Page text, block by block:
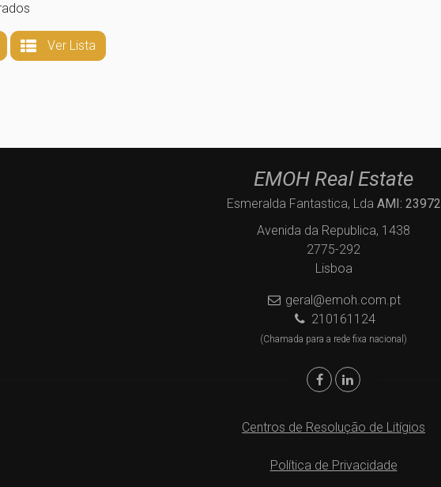
Ver Lista
EMOH Real Estate
Esmeralda Fantastica, Lda AMI: 23972
Avenida da Republica, 1438
2775-292
Lisboa
geral@emoh.com.pt
210161124
(Chamada para a rede fixa nacional)
Centros de Resolução de Litígios
Política de Privacidade